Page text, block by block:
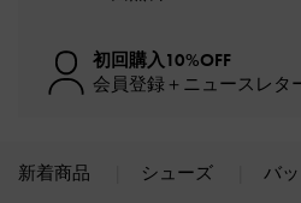
初回購入10%OFF
会員登録＋ニュースレタ
新着商品 シューズ バ